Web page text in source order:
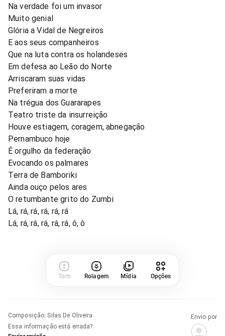
Na verdade foi um invasor
Muito genial
Glória a Vidal de Negreiros
E aos seus companheiros
Que na luta contra os holandeses
Em defesa ao Leão do Norte
Arriscaram suas vidas
Preferiram a morte
Na trégua dos Guararapes
Teatro triste da insurreição
Houve estiagem, coragem, abnegação
Pernambuco hoje
É orgulho da federação
Evocando os palmares
Terra de Bamboriki
Ainda ouço pelos ares
O retumbante grito do Zumbi
Lá, rá, rá, rá, rá, rá
Lá, rá, rá, rá, rá, rá, ô, ô
Tom Rolagem Mídia Opções
Composição: Silas De Oliveira
Essa informação está errada?
Envio por